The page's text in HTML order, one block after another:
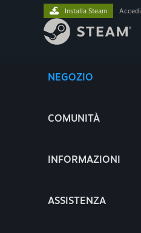
NEGOZIO
COMUNITÀ
INFORMAZIONI
ASSISTENZA
Installa Steam Accedi